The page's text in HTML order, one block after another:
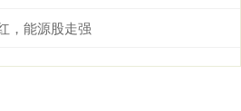
，能源股走强